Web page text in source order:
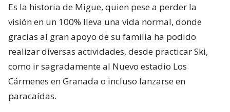
Es la historia de Migue, quien pese a perder la
visión en un 100% lleva una vida normal, donde
gracias al gran apoyo de su familia ha podido
realizar diversas actividades, desde practicar Ski,
como ir sagradamente al Nuevo estadio Los
Cármenes en Granada o incluso lanzarse en
paracaídas.